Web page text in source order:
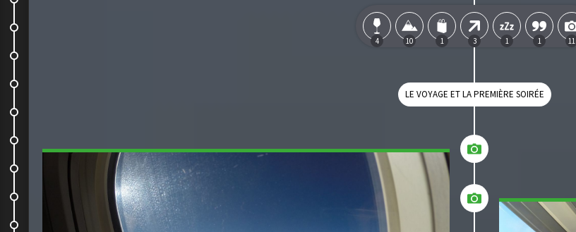
La Hallgrímskirkja (oui, la...
Une question de contraste...
4 10 1 3 1 1 11
LE VOYAGE ET LA PREMIÈRE SOIRÉE